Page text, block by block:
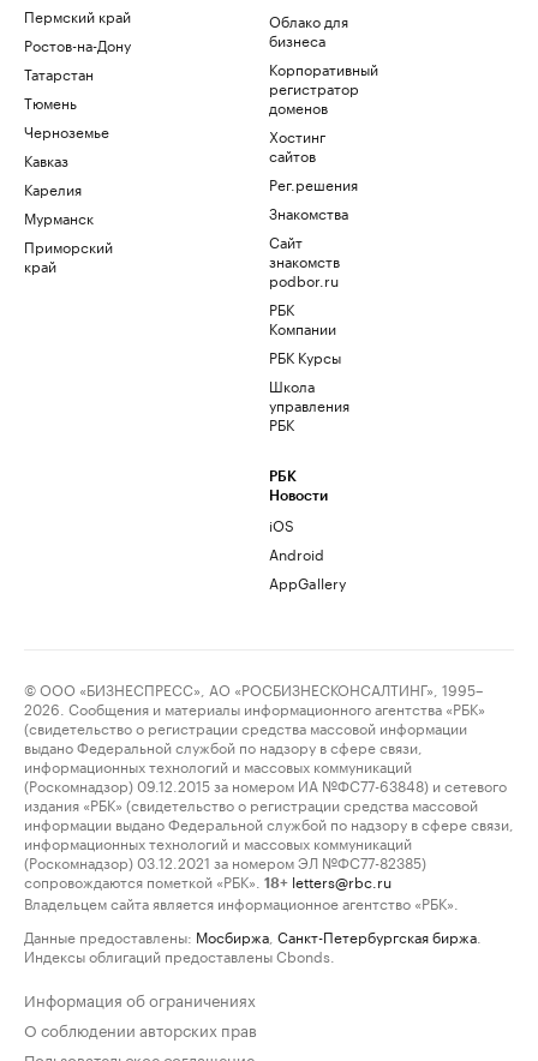
Пермский край
Ростов-на-Дону
Татарстан
Тюмень
Черноземье
Кавказ
Карелия
Мурманск
Приморский
край
Облако для
бизнеса
Корпоративный
регистратор
доменов
Хостинг
сайтов
Рег.решения
Знакомства
Сайт
знакомств
podbor.ru
РБК
Компании
РБК Курсы
Школа
управления
РБК
РБК
Новости
iOS
Android
AppGallery
© ООО «БИЗНЕСПРЕСС», АО «РОСБИЗНЕСКОНСАЛТИНГ», 1995–
2026. Сообщения и материалы информационного агентства «РБК»
(свидетельство о регистрации средства массовой информации
выдано Федеральной службой по надзору в сфере связи,
информационных технологий и массовых коммуникаций
(Роскомнадзор) 09.12.2015 за номером ИА №ФС77-63848) и сетевого
издания «РБК» (свидетельство о регистрации средства массовой
информации выдано Федеральной службой по надзору в сфере связи,
информационных технологий и массовых коммуникаций
(Роскомнадзор) 03.12.2021 за номером ЭЛ №ФС77-82385)
сопровождаются пометкой «РБК».
18+ letters@rbc.ru
Владельцем сайта является информационное агентство «РБК».
Данные предоставлены: Мосбиржа Санкт-Петербургская биржа
Индексы облигаций предоставлены Cbonds.
Информация об ограничениях
О соблюдении авторских прав